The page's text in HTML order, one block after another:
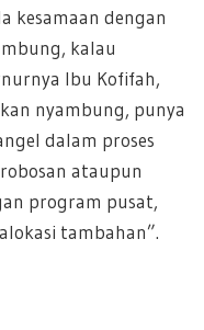
kesamaan dengan
kalau
Ibu Kofifah,
nyambung, punya
dalam proses
ataupun
program pusat,
tambahan”.